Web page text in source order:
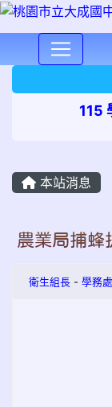
115
本站消息
農業局捕
衛生組長 - 學務處